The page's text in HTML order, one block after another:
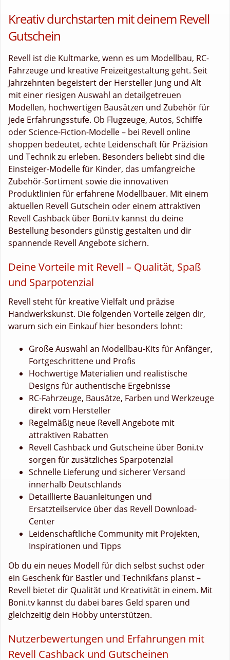
Kreativ durchstarten mit deinem Revell
Gutschein
Revell ist die Kultmarke, wenn es um Modellbau, RC-
Fahrzeuge und kreative Freizeitgestaltung geht. Seit
Jahrzehnten begeistert der Hersteller Jung und Alt
mit einer riesigen Auswahl an detailgetreuen
Modellen, hochwertigen Bausätzen und Zubehör für
jede Erfahrungsstufe. Ob Flugzeuge, Autos, Schiffe
oder Science-Fiction-Modelle – bei Revell online
shoppen bedeutet, echte Leidenschaft für Präzision
und Technik zu erleben. Besonders beliebt sind die
Einsteiger-Modelle für Kinder, das umfangreiche
Zubehör-Sortiment sowie die innovativen
Produktlinien für erfahrene Modellbauer. Mit einem
aktuellen Revell Gutschein oder einem attraktiven
Revell Cashback über Boni.tv kannst du deine
Bestellung besonders günstig gestalten und dir
spannende Revell Angebote sichern.
Deine Vorteile mit Revell – Qualität, Spaß
und Sparpotenzial
Revell steht für kreative Vielfalt und präzise
Handwerkskunst. Die folgenden Vorteile zeigen dir,
warum sich ein Einkauf hier besonders lohnt:
Große Auswahl an Modellbau-Kits für Anfänger,
Fortgeschrittene und Profis
Hochwertige Materialien und realistische
Designs für authentische Ergebnisse
RC-Fahrzeuge, Bausätze, Farben und Werkzeuge
direkt vom Hersteller
Regelmäßig neue Revell Angebote mit
attraktiven Rabatten
Revell Cashback und Gutscheine über Boni.tv
sorgen für zusätzliches Sparpotenzial
Schnelle Lieferung und sicherer Versand
innerhalb Deutschlands
Detaillierte Bauanleitungen und
Ersatzteilservice über das Revell Download-
Center
Leidenschaftliche Community mit Projekten,
Inspirationen und Tipps
Ob du ein neues Modell für dich selbst suchst oder
ein Geschenk für Bastler und Technikfans planst –
Revell bietet dir Qualität und Kreativität in einem. Mit
Boni.tv kannst du dabei bares Geld sparen und
gleichzeitig dein Hobby unterstützen.
Nutzerbewertungen und Erfahrungen mit
Revell Cashback und Gutscheinen